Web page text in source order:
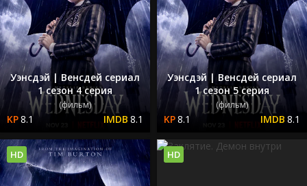
Уэнсдэй | Венсдей сериал
1 сезон 4 серия
(фильм)
8.1 8.1
Уэнсдэй | Венсдей сериал
1 сезон 5 серия
(фильм)
8.1 8.1
HD HD